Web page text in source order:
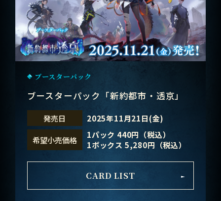
ブースターパック
ブースターパック「新約都市・透京」
発売日 2025年11月21日(金)
希望小売価格
1パック 440円（税込）
1ボックス 5,280円（税込）
CARD LIST